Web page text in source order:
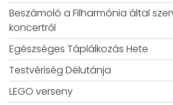
Beszámoló a Filharmónia által
koncertről
Egészséges Táplálkozás Hete
Testvériség Délutánja
LEGO verseny